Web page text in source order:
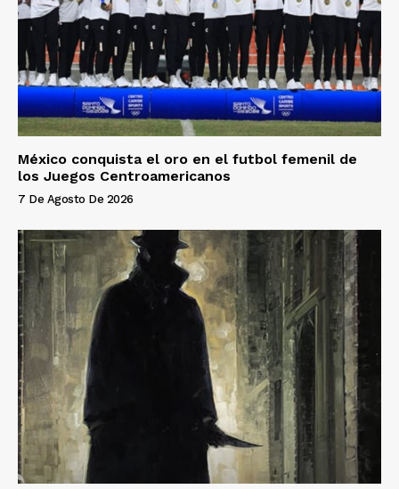
México conquista el oro en el futbol femenil de
los Juegos Centroamericanos
7 De Agosto De 2026